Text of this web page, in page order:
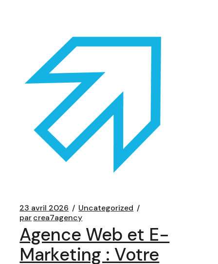
23 avril 2026
Uncategorized
parcrea7agency
Agence Web et E-
Marketing : Votre